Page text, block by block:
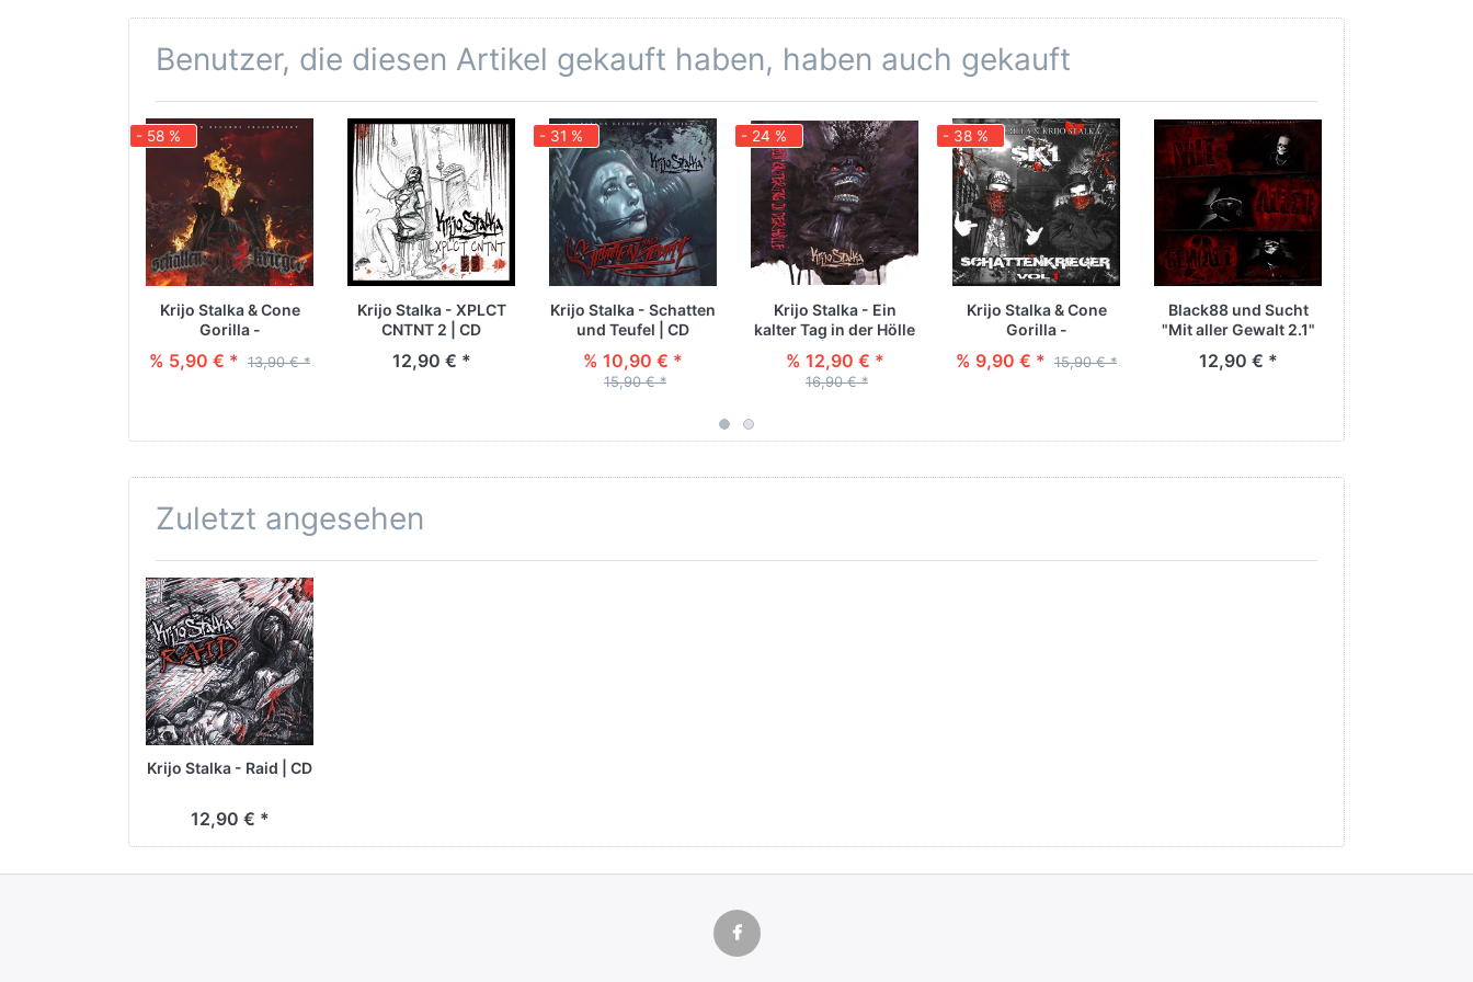
Benutzer, die diesen Artikel gekauft haben, haben auch gekauft
- 58 %
Krijo Stalka & Cone
Gorilla -
| CD
% 5,90 € * 13,90 € *
Krijo Stalka - XPLCT
CNTNT 2 | CD
12,90 € *
- 31 %
Krijo Stalka - Schatten
und Teufel | CD
% 10,90 € *
15,90 € *
- 24 %
Krijo Stalka - Ein
kalter Tag in der Hölle
% 12,90 € *
16,90 € *
- 38 %
Krijo Stalka & Cone
Gorilla -
| CD
% 9,90 € * 15,90 € *
Black88 und Sucht
"Mit aller Gewalt 2.1"
12,90 € *
Zuletzt angesehen
Krijo Stalka - Raid | CD
12,90 € *